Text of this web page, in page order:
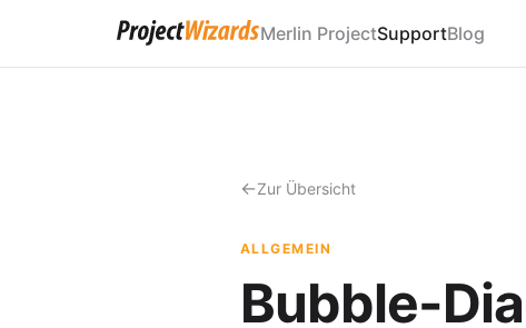
Merlin ProjectSupportBlog
Zur Übersicht
ALLGEMEIN
Bubble-